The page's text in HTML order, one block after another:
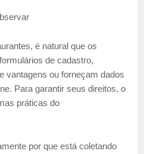
é natural que os
de cadastro,
vantagens ou forneçam dados
Para garantir seus direitos, o
práticas do
por que está coletando